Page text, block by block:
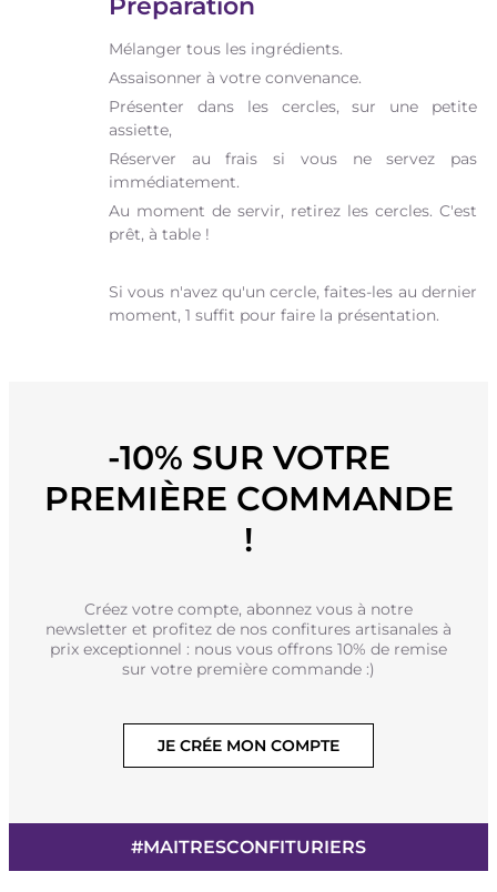
Mélanger tous les ingrédients.
Assaisonner à votre convenance.
Présenter dans les cercles, sur une petite
assiette,
Réserver au frais si vous ne servez pas
immédiatement.
Au moment de servir, retirez les cercles. C'est
prêt, à table !
Si vous n'avez qu'un cercle, faites-les au dernier
moment, 1 suffit pour faire la présentation.
-10% SUR VOTRE
PREMIÈRE COMMANDE
!
Créez votre compte, abonnez vous à notre
newsletter et profitez de nos confitures artisanales à
prix exceptionnel : nous vous offrons 10% de remise
sur votre première commande :)
JE CRÉE MON COMPTE
#MAITRESCONFITURIERS